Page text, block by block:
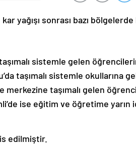
yağışı sonrası bazı
sistemle gelen
taşımalı sistemle okullarına
taşımalı gelen
ise eğitim ve öğretime yarın
edilmiştir.